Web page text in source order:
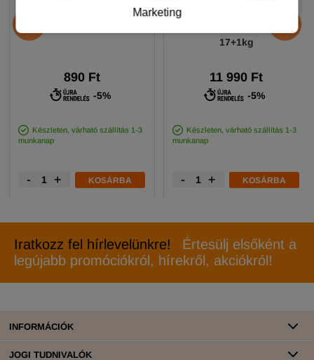
Marketing
Chicopee HNL Protein Bar
890 Ft
-5%
Készleten, várható szállítás 1-3
munkanap
- + KOSÁRBA
Alice Professional Adult
Balance Lamb & Pumpkin
17+1kg
11 990 Ft
-5%
Készleten, várható szállítás 1-3
munkanap
- + KOSÁRBA
Iratkozz fel hírlevelünkre!
Értesülj elsőként a
legújabb promóciókról, hírekről, akciókról!
INFORMÁCIÓK
JOGI TUDNIVALÓK